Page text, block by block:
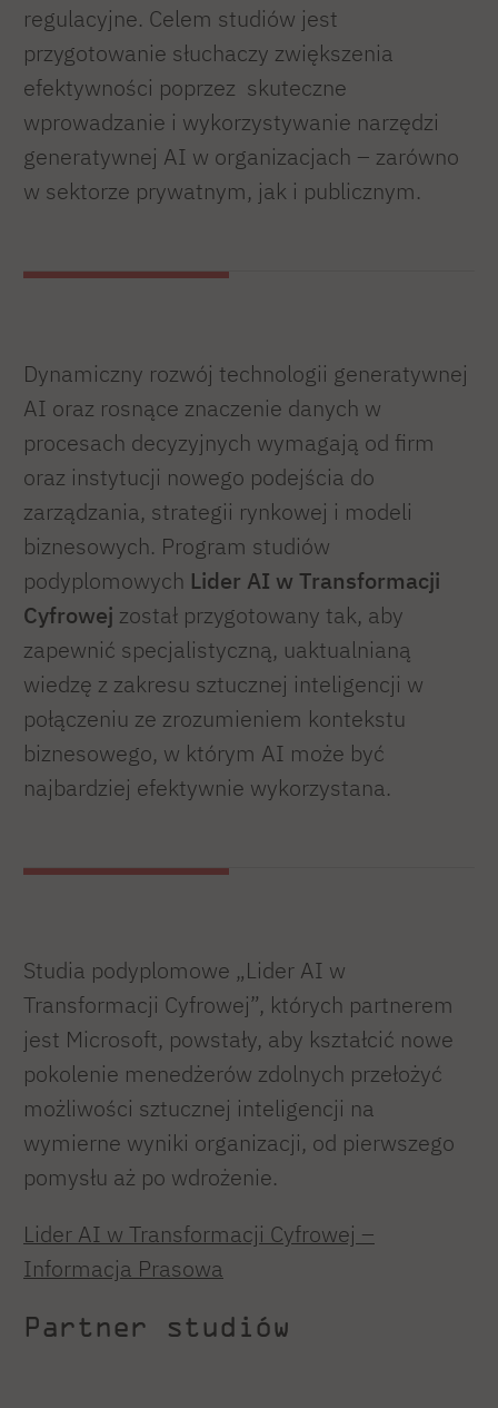
regulacyjne. Celem studiów jest
przygotowanie słuchaczy zwiększenia
efektywności poprzez skuteczne
wprowadzanie i wykorzystywanie narzędzi
generatywnej AI w organizacjach – zarówno
w sektorze prywatnym, jak i publicznym.
Dynamiczny rozwój technologii generatywnej
AI oraz rosnące znaczenie danych w
procesach decyzyjnych wymagają od firm
oraz instytucji nowego podejścia do
zarządzania, strategii rynkowej i modeli
biznesowych. Program studiów
podyplomowych Lider AI w Transformacji
Cyfrowej został przygotowany tak, aby
zapewnić specjalistyczną, uaktualnianą
wiedzę z zakresu sztucznej inteligencji w
połączeniu ze zrozumieniem kontekstu
biznesowego, w którym AI może być
najbardziej efektywnie wykorzystana.
Studia podyplomowe „Lider AI w
Transformacji Cyfrowej”, których partnerem
jest Microsoft, powstały, aby kształcić nowe
pokolenie menedżerów zdolnych przełożyć
możliwości sztucznej inteligencji na
wymierne wyniki organizacji, od pierwszego
pomysłu aż po wdrożenie.
Lider AI w Transformacji Cyfrowej –
Informacja Prasowa
Partner studiów